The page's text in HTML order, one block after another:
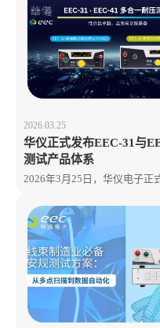
2026.03.25
华仪正式发布EEC-31与
测试产品体系
2026年3月25日，华仪电子正